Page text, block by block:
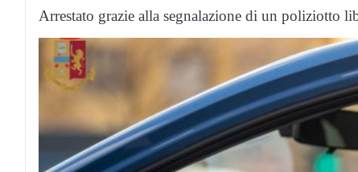
Arrestato grazie alla segnalazione di un poliziotto